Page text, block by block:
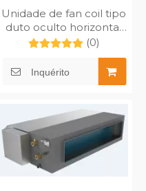
Unidade de fan coil tipo
duto oculto horizontal
compacto(0)
Inquérito